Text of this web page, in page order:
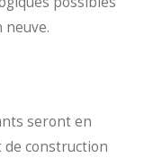
neuve.
seront en
construction